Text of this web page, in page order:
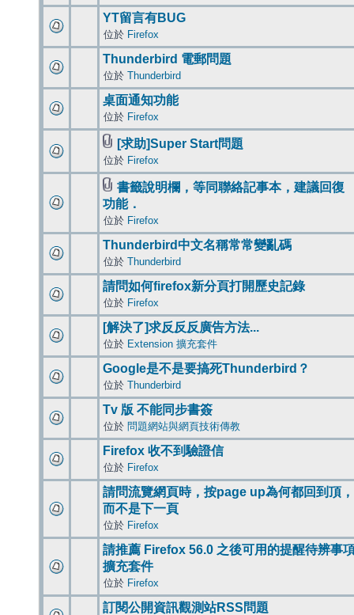
YT留言有BUG
位於 Firefox
Thunderbird 電郵問題
位於 Thunderbird
桌面通知功能
位於 Firefox
[求助]Super Start問題
位於 Firefox
書籤說明欄，等同聯絡記事本，建議回復
功能．
位於 Firefox
Thunderbird中文名稱常常變亂碼
位於 Thunderbird
請問如何firefox新分頁打開歷史記錄
位於 Firefox
[解決了]求反反反廣告方法...
位於 Extension 擴充套件
Google是不是要搞死Thunderbird？
位於 Thunderbird
Tv 版 不能同步書簽
位於 問題網站與網頁技術傳教
Firefox 收不到驗證信
位於 Firefox
請問流覽網頁時，按page up為何都回到頂，
而不是下一頁
位於 Firefox
請推薦 Firefox 56.0 之後可用的提醒待辨事
擴充套件
位於 Firefox
訂閱公開資訊觀測站RSS問題